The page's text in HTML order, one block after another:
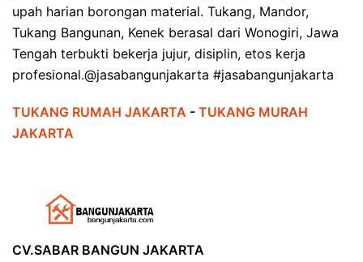
upah harian borongan material. Tukang, Mandor,
Tukang Bangunan, Kenek berasal dari Wonogiri, Jawa
Tengah terbukti bekerja jujur, disiplin, etos kerja
profesional.@jasabangunjakarta #jasabangunjakarta
TUKANG RUMAH JAKARTA - TUKANG MURAH
JAKARTA
CV.SABAR BANGUN JAKARTA